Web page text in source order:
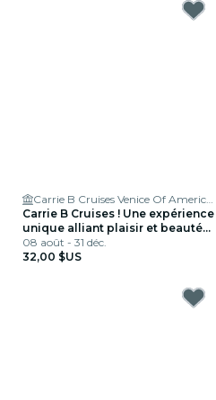
Carrie B Cruises Venice Of America Tour
Carrie B Cruises ! Une expérience
unique alliant plaisir et beauté
au THE VENICE OF AMERICA
TOUR !
08 août - 31 déc.
32,00 $US